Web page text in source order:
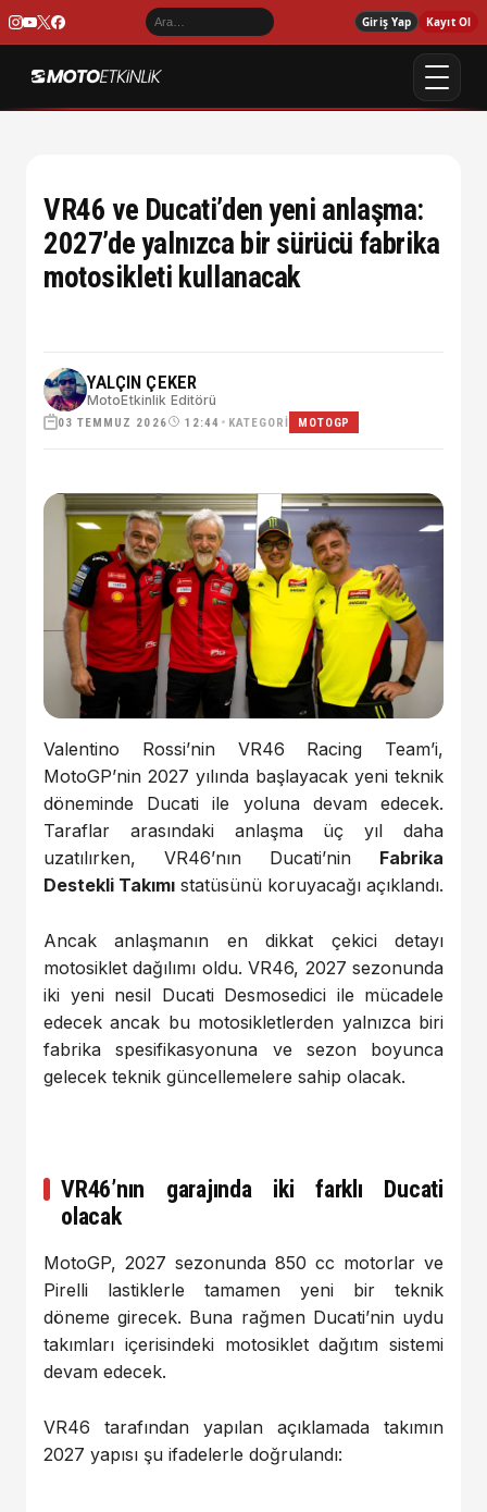
Giriş Yap Kayıt Ol
VR46 ve Ducati’den yeni anlaşma:
2027’de yalnızca bir sürücü fabrika
motosikleti kullanacak
YALÇIN ÇEKER
MotoEtkinlik Editörü
03 TEMMUZ 2026 12:44 • KATEGORI MOTOGP
Valentino Rossi’nin VR46 Racing Team’i,
MotoGP’nin 2027 yılında başlayacak yeni teknik
döneminde Ducati ile yoluna devam edecek.
Taraflar arasındaki anlaşma üç yıl daha
uzatılırken, VR46’nın Ducati’nin Fabrika
Destekli Takımı statüsünü koruyacağı açıklandı.
Ancak anlaşmanın en dikkat çekici detayı
motosiklet dağılımı oldu. VR46, 2027 sezonunda
iki yeni nesil Ducati Desmosedici ile mücadele
edecek ancak bu motosikletlerden yalnızca biri
fabrika spesifikasyonuna ve sezon boyunca
gelecek teknik güncellemelere sahip olacak.
VR46’nın garajında iki farklı Ducati
olacak
MotoGP, 2027 sezonunda 850 cc motorlar ve
Pirelli lastiklerle tamamen yeni bir teknik
döneme girecek. Buna rağmen Ducati’nin uydu
takımları içerisindeki motosiklet dağıtım sistemi
devam edecek.
VR46 tarafından yapılan açıklamada takımın
2027 yapısı şu ifadelerle doğrulandı: